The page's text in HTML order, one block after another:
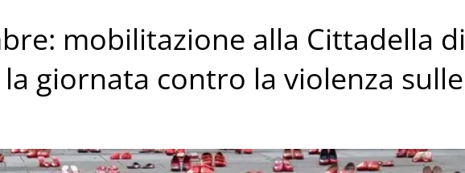
mobilitazione alla Cittadella di
giornata contro la violenza sulle